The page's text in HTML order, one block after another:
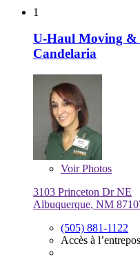
1
U-Haul Moving &
Candelaria
VoirPhotos
3103 Princeton Dr NE
Albuquerque, NM
(505) 881-1122
Accès à